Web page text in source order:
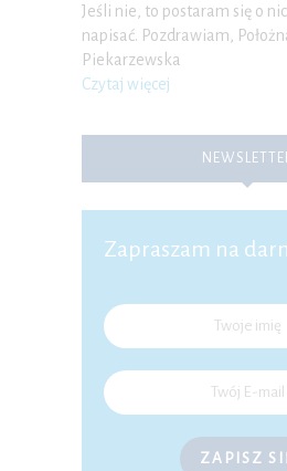
Jeśli nie, to postaram się o
napisać. Pozdrawiam,
Piekarzewska
Czytaj więcej
Zapraszam na
ZAPISZ